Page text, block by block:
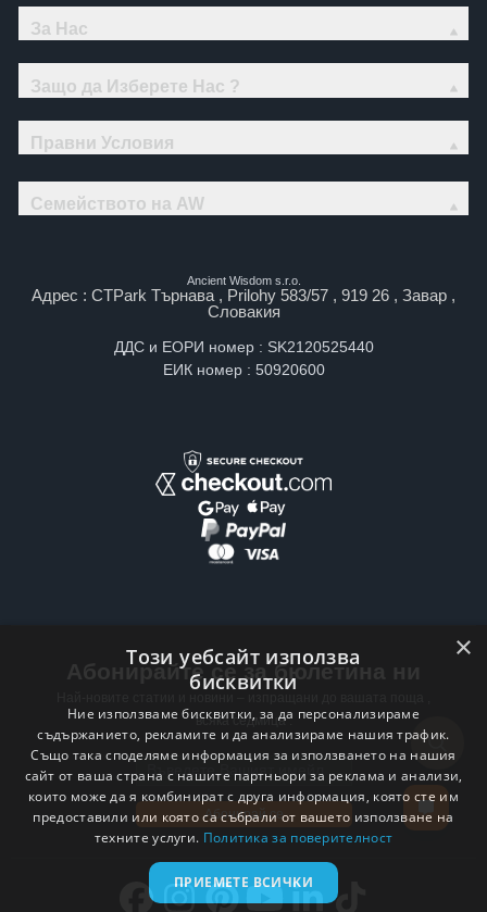
За Нас
Защо да Изберете Нас ?
Правни Условия
Семейството на AW
Ancient Wisdom s.r.o.
Адрес : CTPark Търнава , Prilohy 583/57 , 919 26 , Завар ,
Словакия
ДДС и ЕОРИ номер : SK2120525440
ЕИК номер : 50920600
Абонирайте се за бюлетина ни
всяка седмица .
Email address
Абонирай се
×
Този уебсайт използва
бисквитки
Ние използваме бисквитки, за да персонализираме
съдържанието, рекламите и да анализираме нашия трафик.
Също така споделяме информация за използването на нашия
сайт от ваша страна с нашите партньори за реклама и анализи,
които може да я комбинират с друга информация, която сте им
предоставили или която са събрали от вашето използване на
техните услуги. Политика за поверителност
ПРИЕМЕТЕ ВСИЧКИ